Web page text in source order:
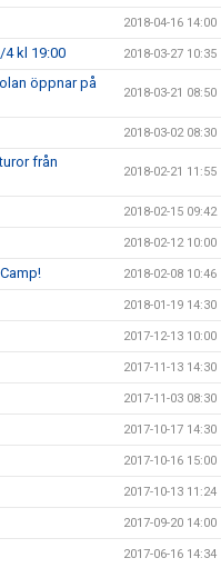
2018-04-16 14:00
kl 19:00 2018-03-27 10:35
öppnar på
2018-03-21 08:50
2018-03-02 08:30
från
2018-02-21 11:55
2018-02-15 09:42
2018-02-12 10:00
2018-02-08 10:46
2018-01-19 14:30
2017-12-13 10:00
2017-11-13 14:30
2017-11-03 08:30
2017-10-17 14:30
2017-10-16 15:00
2017-10-13 11:24
2017-09-20 14:00
2017-06-16 14:34